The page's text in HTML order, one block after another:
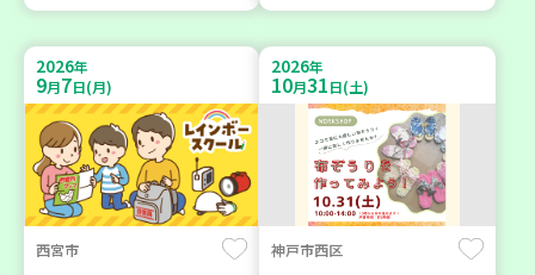
2026年
9月7日(月)
西宮市
2026年
10月31日(土)
神戸市西区